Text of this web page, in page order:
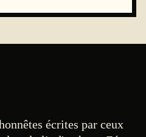
écrites par ceux